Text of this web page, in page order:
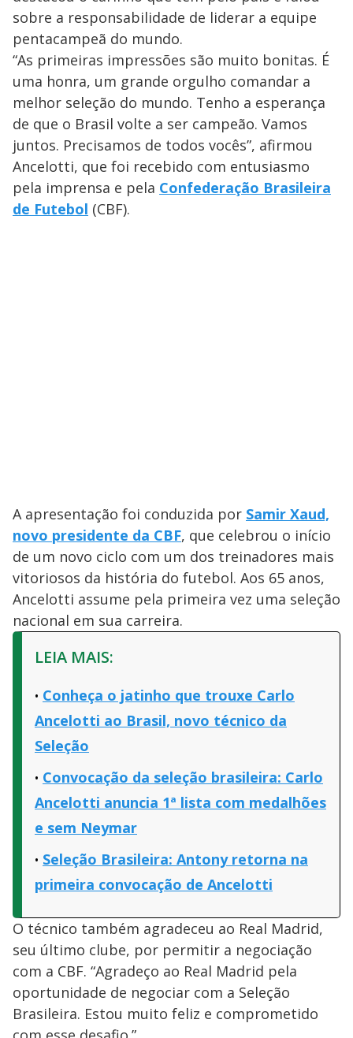
sobre a responsabilidade de liderar a equipe
pentacampeã do mundo.
“As primeiras impressões são muito bonitas. É
uma honra, um grande orgulho comandar a
melhor seleção do mundo. Tenho a esperança
de que o Brasil volte a ser campeão. Vamos
juntos. Precisamos de todos vocês”, afirmou
Ancelotti, que foi recebido com entusiasmo
pela imprensa e pela Confederação Brasileira
de Futebol (CBF).
A apresentação foi conduzida por Samir Xaud,
novo presidente da CBF, que celebrou o início
de um novo ciclo com um dos treinadores mais
vitoriosos da história do futebol. Aos 65 anos,
Ancelotti assume pela primeira vez uma seleção
nacional em sua carreira.
LEIA MAIS:
Conheça o jatinho que trouxe Carlo
Ancelotti ao Brasil, novo técnico da
Seleção
Convocação da seleção brasileira: Carlo
Ancelotti anuncia 1ª lista com medalhões
e sem Neymar
Seleção Brasileira: Antony retorna na
primeira convocação de Ancelotti
O técnico também agradeceu ao Real Madrid,
seu último clube, por permitir a negociação
com a CBF. “Agradeço ao Real Madrid pela
oportunidade de negociar com a Seleção
Brasileira. Estou muito feliz e comprometido